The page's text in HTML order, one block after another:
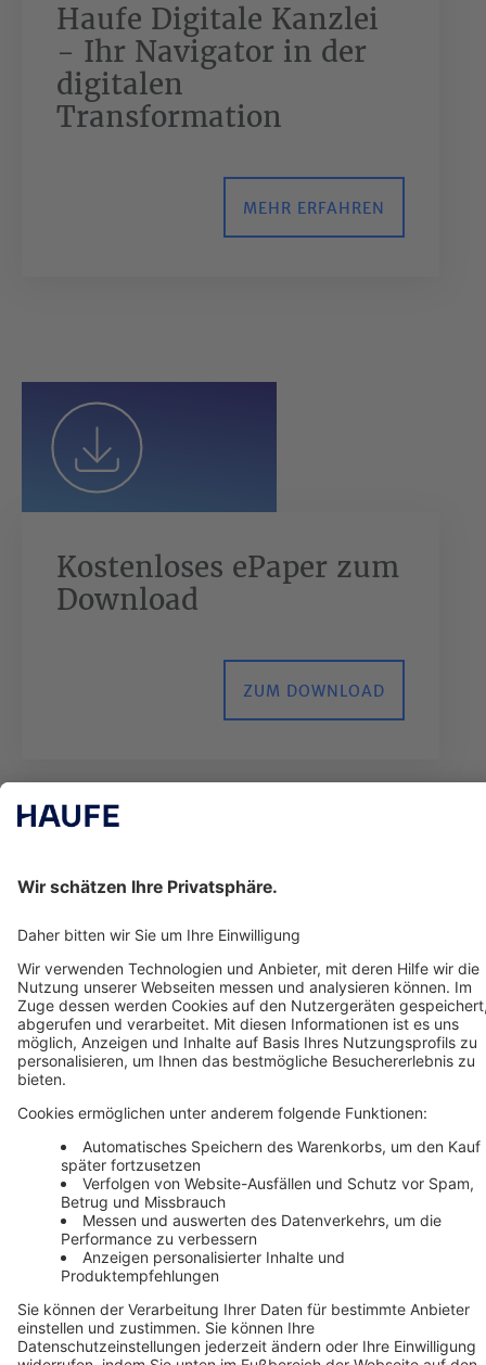
Haufe Digitale Kanzlei
- Ihr Navigator in der
digitalen
Transformation
MEHR ERFAHREN
Kostenloses ePaper zum
Download
ZUM DOWNLOAD
Impressum AGB
Datenschutz
Cookie-
Einstellungen